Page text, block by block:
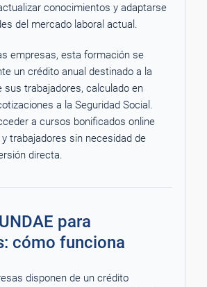
conocimientos y adaptarse
del mercado laboral actual.
empresas, esta formación se
un crédito anual destinado a la
sus trabajadores, calculado en
a la Seguridad Social.
a cursos bonificados online
trabajadores sin necesidad de
directa.
para
cómo funciona
disponen de un crédito